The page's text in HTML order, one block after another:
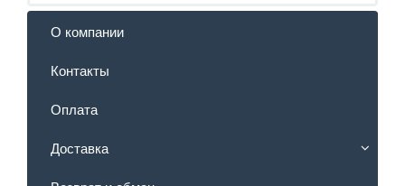
О компании
Контакты
Оплата
Доставка